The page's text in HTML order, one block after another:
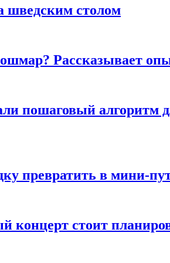
шведским столом
Рассказывает
пошаговый алгоритм
превратить в мини-
концерт стоит